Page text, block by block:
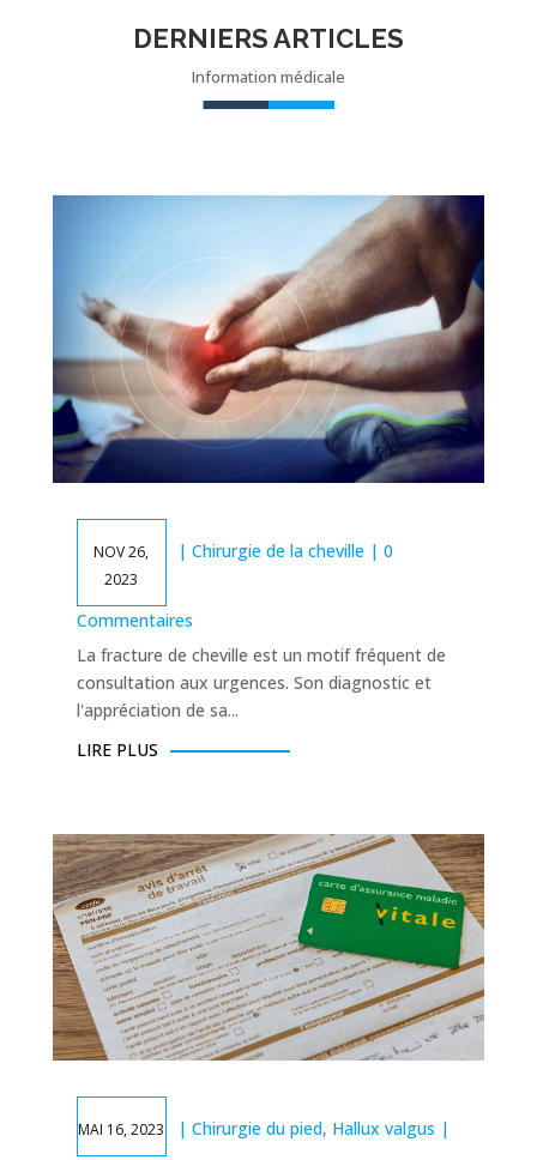
DERNIERS ARTICLES
Information médicale
NOV 26,
2023
| Chirurgie de la cheville| 0
Commentaires
La fracture de cheville est un motif fréquent de
consultation aux urgences. Son diagnostic et
l'appréciation de sa...
LIRE PLUS
MAI 16, 2023 | Chirurgie du pied, Hallux valgus |